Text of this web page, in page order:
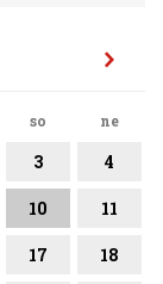
so ne
3 4
10 11
17 18